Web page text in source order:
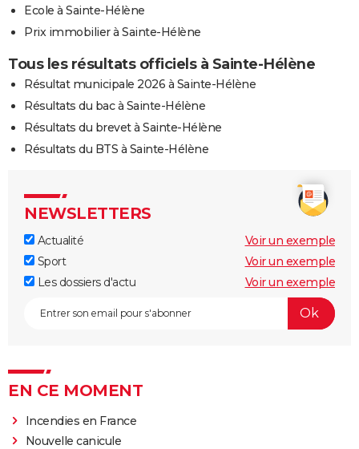
Ecole à Sainte-Hélène
Prix immobilier à Sainte-Hélène
Tous les résultats officiels à Sainte-Hélène
Résultat municipale 2026 à Sainte-Hélène
Résultats du bac à Sainte-Hélène
Résultats du brevet à Sainte-Hélène
Résultats du BTS à Sainte-Hélène
NEWSLETTERS
Actualité
Voir un exemple
Sport
Voir un exemple
Les dossiers d'actu
Voir un exemple
EN CE MOMENT
Incendies en France
Nouvelle canicule